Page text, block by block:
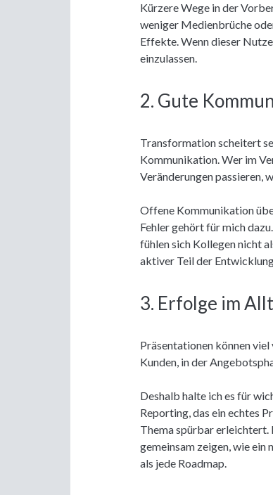
Kürzere Wege in der
weniger Medienbrüche
Effekte. Wenn dieser
einzulassen.
2. Gute
Transformation scheitert
Kommunikation. Wer im
Veränderungen passieren,
Offene Kommunikation
Fehler gehört für mich
fühlen sich Kollegen nicht
aktiver Teil der
3. Erfolge im
Präsentationen können
Kunden, in der
Deshalb halte ich es für
Reporting, das ein echtes
Thema spürbar erleichtert.
gemeinsam zeigen, wie
als jede Roadmap.